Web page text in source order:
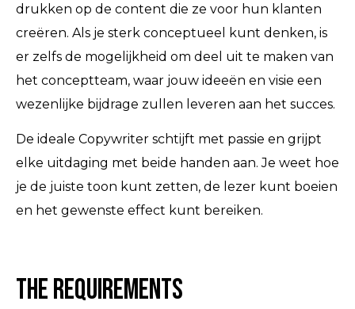
drukken op de content die ze voor hun klanten
creëren. Als je sterk conceptueel kunt denken, is
er zelfs de mogelijkheid om deel uit te maken van
het conceptteam, waar jouw ideeën en visie een
wezenlijke bijdrage zullen leveren aan het succes.
De ideale Copywriter schtijft met passie en grijpt
elke uitdaging met beide handen aan. Je weet hoe
je de juiste toon kunt zetten, de lezer kunt boeien
en het gewenste effect kunt bereiken.
The Requirements